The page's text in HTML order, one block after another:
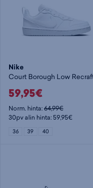
Nike
59,95€
Norm. hinta:64,99€
30pv alin hinta: 59,95€
36 39 40